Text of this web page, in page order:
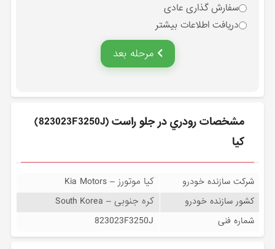
سفارش گذاری عادی
دریافت اطلاعات بیشتر
مرحله بعد
مشخصات رودري در جلو راست (823023F3250J)
کیا
شرکت سازنده خودرو کیا موتورز – Kia Motors
کشور سازنده خودرو کره جنوبی – South Korea
شماره فنی 823023F3250J